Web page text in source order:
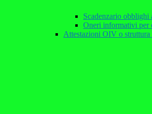
Scadenzario obblighi
Oneri informativi per
Attestazioni OIV o struttura